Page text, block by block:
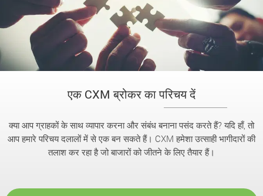
एक CXM ब्रोकर का परिचय दें
क्या आप ग्राहकों के साथ व्यापार करना और संबंध बनाना पसंद करते हैं? यदि हाँ, तो
आप हमारे परिचय दलालों में से एक बन सकते हैं। CXM हमेशा उत्साही भागीदारों की
तलाश कर रहा है जो बाजारों को जीतने के लिए तैयार हैं।